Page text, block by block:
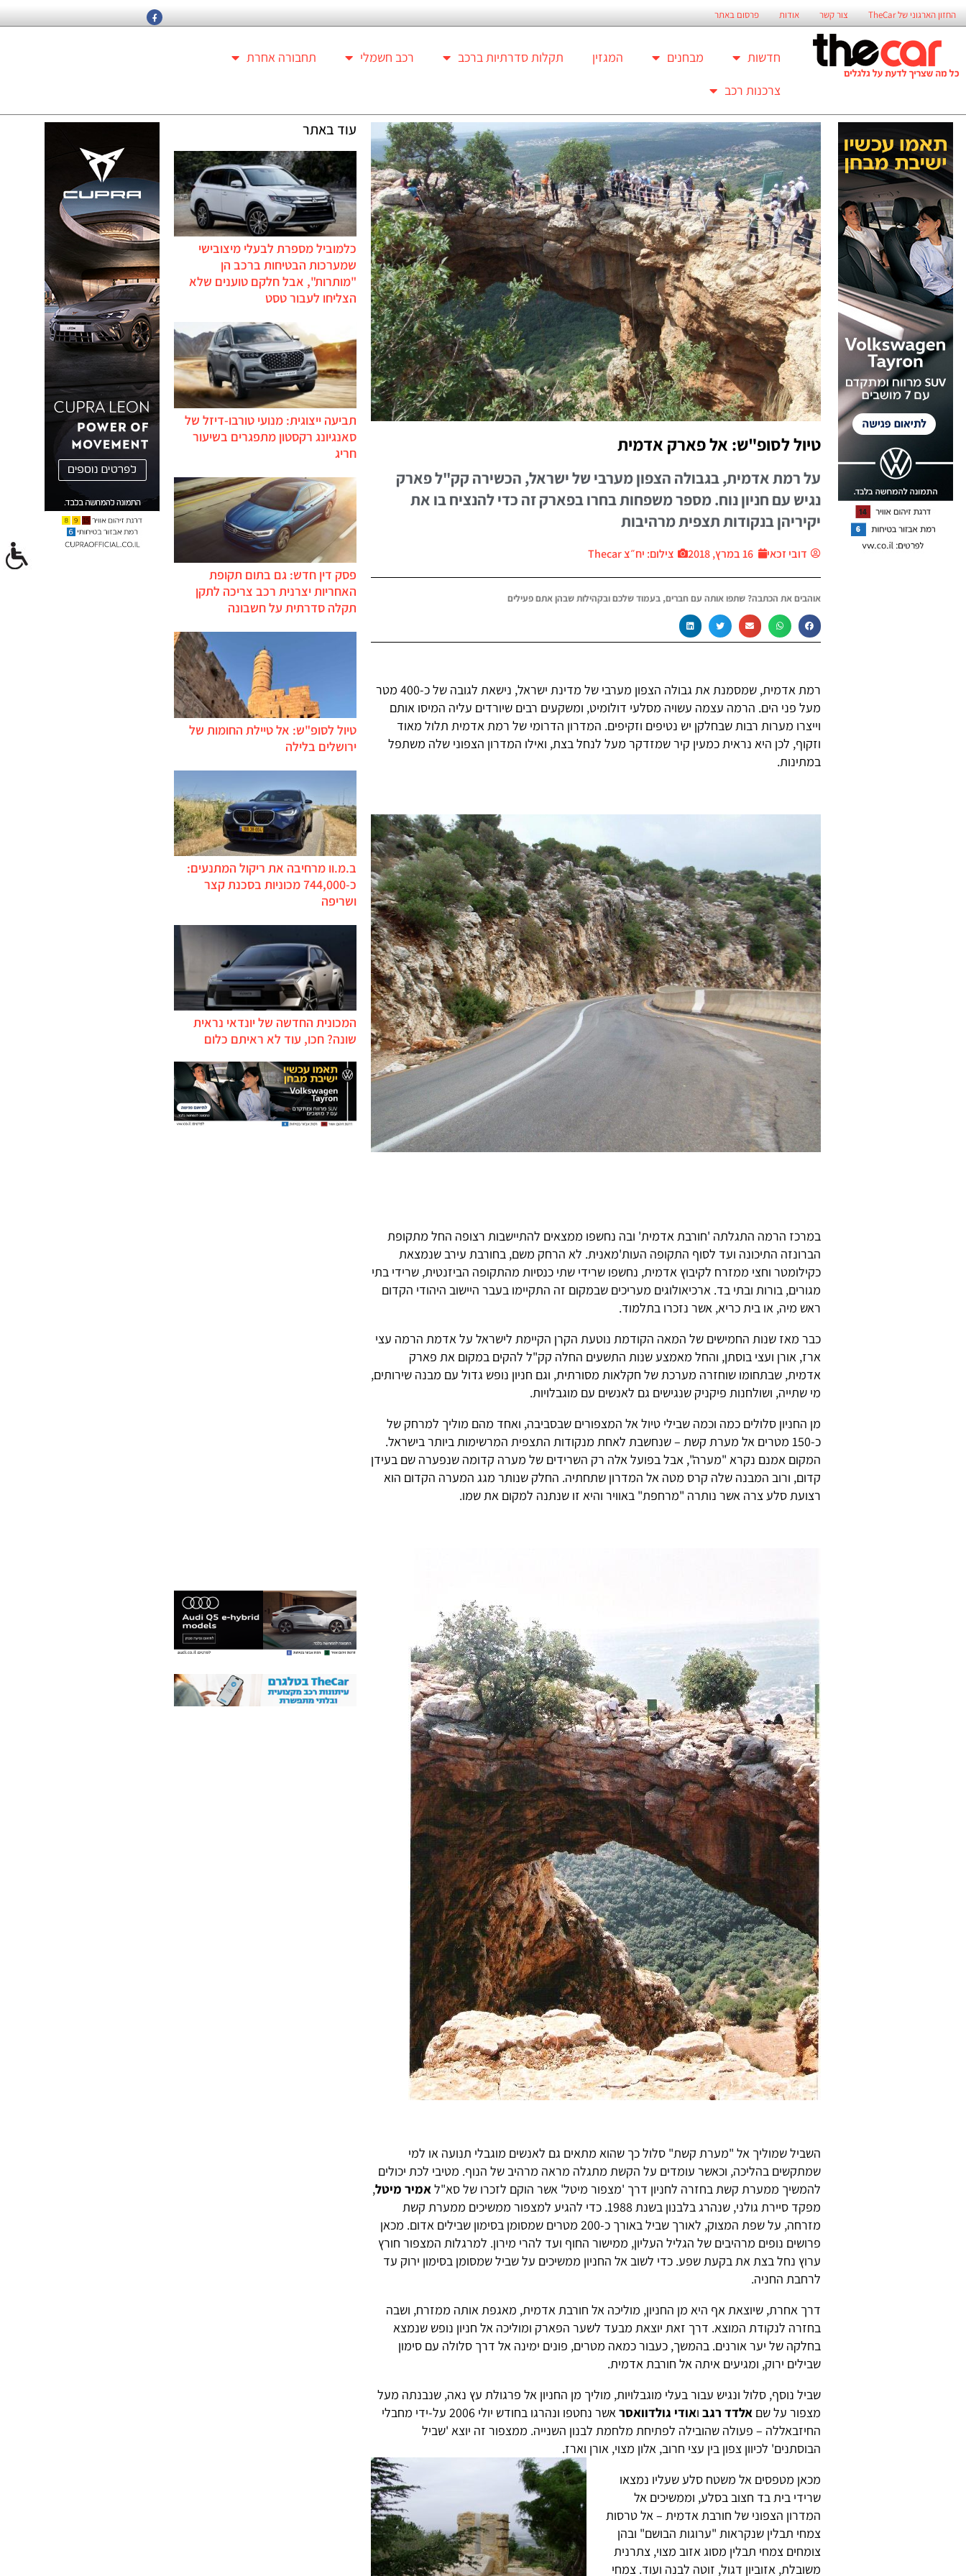
החזון הארגוני של TheCar צור קשר אודות פרסום באתר
חדשות מבחנים המגזין תקלות סדרתיות ברכב רכב חשמלי
תחבורה אחרת
צרכנות רכב
טיול לסופ"ש: אל פארק אדמית
על רמת אדמית, בגבולה הצפון מערבי של ישראל, הכשירה קק"ל פארק
נגיש עם חניון נוח. מספר משפחות בחרו בפארק זה כדי להנציח בו את
יקיריהן בנקודות תצפית מרהיבות
דובי זכאי 16 במרץ, 2018 צילום: יח״צ Thecar
אוהבים את הכתבה? שתפו אותה עם חברים, בעמוד שלכם ובקהילות שבהן אתם פעילים
רמת אדמית, שמסמנת את גבולה הצפון מערבי של מדינת ישראל, נישאת לגובה של כ-400 מטר
מעל פני הים. הרמה עצמה עשויה מסלעי דולומיט, ומשקעים רבים שיורדים עליה המיסו אותם
וייצרו מערות רבות שבחלקן יש נטיפים וזקיפים. המדרון הדרומי של רמת אדמית תלול מאוד
וזקוף, לכן היא נראית כמעין קיר שמזדקר מעל לנחל בצת, ואילו המדרון הצפוני שלה משתפל
במתינות.
במרכז הרמה התגלתה 'חורבת אדמית' ובה נחשפו ממצאים להתיישבות רצופה החל מתקופת
הברונזה התיכונה ועד לסוף התקופה העות'מאנית. לא הרחק משם, בחורבת עירב שנמצאת
כקילומטר וחצי ממזרח לקיבוץ אדמית, נחשפו שרידי שתי כנסיות מהתקופה הביזנטית, שרידי בתי
מגורים, בורות ובתי בד. ארכיאולוגים מעריכים שבמקום זה התקיימו בעבר היישוב היהודי הקדום
ראש מיה, או בית כריא, אשר נזכרו בתלמוד.
כבר מאז שנות החמישים של המאה הקודמת נוטעת הקרן הקיימת לישראל על אדמת הרמה עצי
ארז, אורן ועצי בוסתן, והחל מאמצע שנות התשעים החלה קק"ל להקים במקום את פארק
אדמית, שבתחומו שוחזרה מערכת של חקלאות מסורתית, וגם חניון נופש גדול עם מבנה שירותים,
מי שתייה, ושולחנות פיקניק שנגישים גם לאנשים עם מוגבלויות.
מן החניון סלולים כמה וכמה שבילי טיול אל המצפורים שבסביבה, ואחד מהם מוליך למרחק של
כ-150 מטרים אל מערת קשת – שנחשבת לאחת מנקודות התצפית המרשימות ביותר בישראל.
המקום אמנם נקרא "מערה", אבל בפועל אלה רק השרידים של מערה קדומה שנפערה שם בעידן
קדום, ורוב המבנה שלה קרס מטה אל המדרון שתחתיה. החלק שנותר מגג המערה הקדום הוא
רצועת סלע צרה אשר נותרה "מרחפת" באוויר והיא זו שנתנה למקום את שמו.
השביל שמוליך אל "מערת קשת" סלול כך שהוא מתאים גם לאנשים מוגבלי תנועה או למי
שמתקשים בהליכה, וכאשר עומדים על הקשת מתגלה מראה מרהיב של הנוף. מטיבי לכת יכולים
להמשיך ממערת קשת בחזרה לחניון דרך 'מצפור מיטל' אשר הוקם לזכרו של סא"לאמיר מיטל,
מפקד סיירת גולני, שנהרג בלבנון בשנת 1988. כדי להגיע למצפור ממשיכים ממערת קשת
מזרחה, על שפת המצוק, לאורך שביל באורך כ-200 מטרים שמסומן בסימון שבילים אדום. מכאן
פרושים נופים מרהיבים של הגליל העליון, ממישור החוף ועד להרי מירון. למרגלות המצפור חורץ
ערוץ נחל בצת את בקעת שפע. כדי לשוב אל החניון ממשיכים על שביל שמסומן בסימון ירוק עד
לרחבת החניה.
דרך אחרת, שיוצאת אף היא מן החניון, מוליכה אל חורבת אדמית, מאגפת אותה ממזרח, ושבה
בחזרה לנקודת המוצא. דרך זאת יוצאת מבעד לשער הפארק ומוליכה אל חניון נופש שנמצא
בחלקה של יער אורנים. בהמשך, כעבור כמאה מטרים, פונים ימינה אל דרך סלולה עם סימון
שבילים ירוק, ומגיעים איתה אל חורבת אדמית.
שביל נוסף, סלול ונגיש עבור בעלי מוגבלויות, מוליך מן החניון אל פרגולת עץ נאה, שנבנתה מעל
מצפור על שם אלדד רגבואודי גולדוואסר
אשר נחטפו ונהרגו בחודש יולי 2006 על-ידי מחבלי
החיזבאללה – פעולה שהובילה לפתיחת מלחמת לבנון השנייה. ממצפור זה יוצא 'שביל
הבוסתנים' לכיוון צפון בין עצי חרוב, אלון מצוי, אורן וארז.
מכאן מטפסים אל משטח סלע שעליו נמצאו
שרידי בית בד חצוב בסלע, וממשיכים אל
המדרון הצפוני של חורבת אדמית – אל טרסות
צמחי תבלין שנקראות "ערוגות הבושם" ובהן
צומחים צמחי תבלין מסוג אזוב מצוי, צתרנית
משובלת, אזוביון דגול, זוטה לבנה ועוד. צמחי
עוד באתר
כלמוביל מספרת לבעלי מיצובישי
שמערכות הבטיחות ברכב הן
"מותרות", אבל חלקם טוענים שלא
הצליחו לעבור טסט
תביעה ייצוגית: מנועי טורבו-דיזל של
סאנגיונג רקסטון מתפגרים בשיעור
חריג
פסק דין חדש: גם בתום תקופת
האחריות יצרנית רכב צריכה לתקן
תקלה סדרתית על חשבונה
טיול לסופ"ש: אל טיילת החומות של
ירושלים בלילה
ב.מ.וו מרחיבה את ריקול המתנעים:
כ-744,000 מכוניות בסכנת קצר
ושריפה
המכונית החדשה של יונדאי נראית
שונה? חכו, עוד לא ראיתם כלום